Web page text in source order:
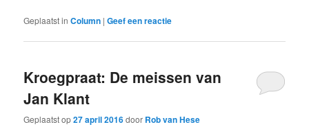
Geplaatst in Column |Geef een reactie
Kroegpraat: De meissen van
Jan Klant
Geplaatst op27 april 2016door Rob van Hese